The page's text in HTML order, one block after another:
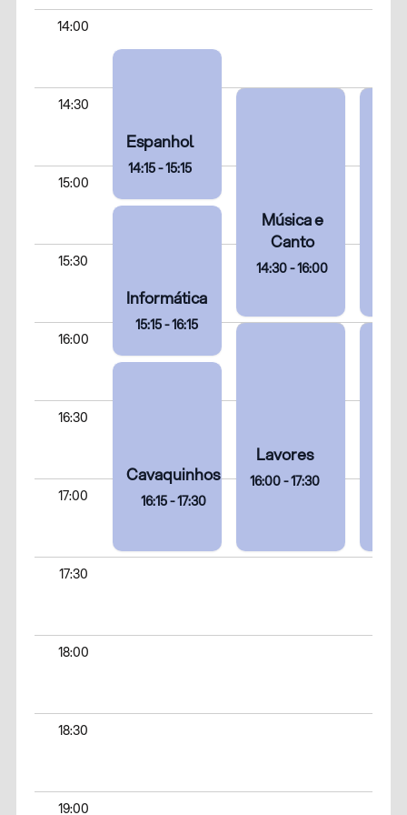
14:00
Espanhol
14:15 - 15:15
14:30
Música e
Canto
14:30 - 16:00
15:00
Informática
15:15 - 16:15
15:30
16:00
Lavores
16:00 - 17:30
Cavaquinhos
16:15 - 17:30
16:30
17:00
17:30
18:00
18:30
19:00